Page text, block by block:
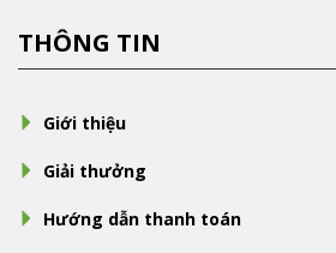
THÔNG TIN
Giới thiệu
Giải thưởng
Hướng dẫn thanh toán